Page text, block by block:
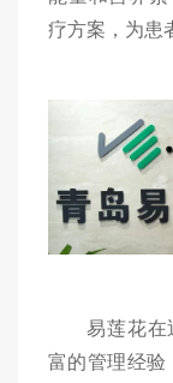
疗方案，为患
易莲花在
富的管理经验